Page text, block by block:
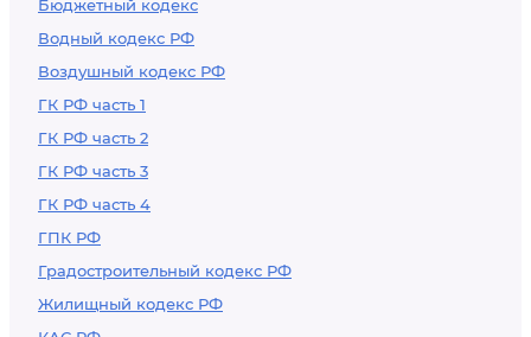
Бюджетный кодекс
Водный кодекс РФ
Воздушный кодекс РФ
ГК РФ часть 1
ГК РФ часть 2
ГК РФ часть 3
ГК РФ часть 4
ГПК РФ
Градостроительный кодекс РФ
Жилищный кодекс РФ